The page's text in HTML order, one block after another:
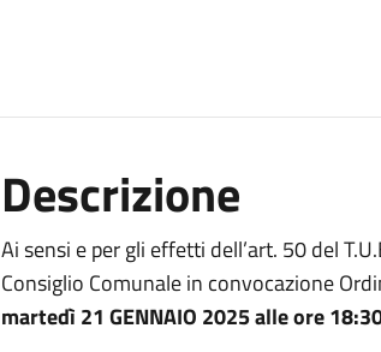
Descrizione
Ai sensi e per gli effetti dell’art. 50 del
Consiglio Comunale in convocazione
martedì 21 GENNAIO 2025 alle ore